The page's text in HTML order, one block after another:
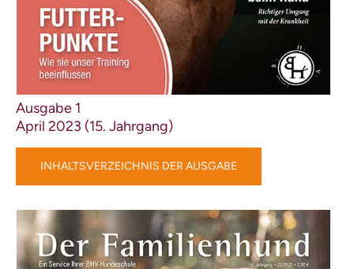
Ausgabe 1
April 2023 (15. Jahrgang)
INHALTSVERZEICHNIS DER AUSGABE